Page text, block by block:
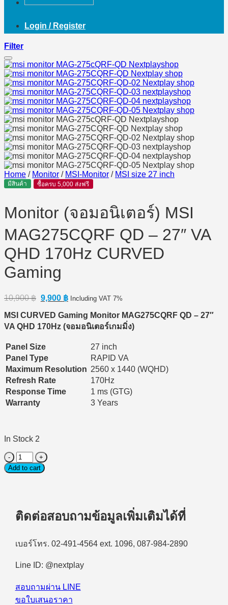
Login / Register
Filter
Home / Monitor / MSI-Monitor / MSI size 27 inch
มีสินค้า ซื้อครบ 5,000 ส่งฟรี
Monitor (จอมอนิเตอร์) MSI
MAG275CQRF QD – 27″ VA
QHD 170Hz CURVED
Gaming
10,900฿ Original
was:
10,900 ฿.
9,900 ฿Current
is:
9,900 ฿.
Including VAT 7%
MSI CURVED Gaming Monitor MAG275CQRF QD – 27″
VA QHD 170Hz (จอมอนิเตอร์เกมมิ่ง)
Panel Size
27 inch
Panel Type
RAPID VA
Maximum Resolution 2560 x 1440 (WQHD)
Refresh Rate
170Hz
Response Time
1 ms (GTG)
Warranty
3 Years
In Stock 2
Monitor
(จอ
QD
-
QHD
CURVED
Add to cart
ติดต่อสอบถามข้อมูลเพิ่มเติมได้ที่
เบอร์โทร. 02-491-4564 ext. 1096, 087-984-2890
Line ID: @nextplay
สอบถามผ่าน LINE
ขอใบเสนอราคา